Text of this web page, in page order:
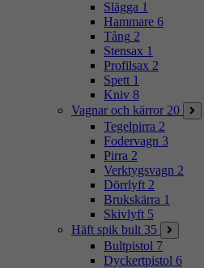
Slägga 1
Hammare 6
Tång 2
Stensax 1
Profilsax 2
Spett 1
Kniv 8
Vagnar och kärror 20
Tegelpirra 2
Fodervagn 3
Pirra 2
Verktygsvagn 2
Dörrlyft 2
Brukskärra 1
Skivlyft 5
Häft spik bult 35
Bultpistol 7
Dyckertpistol 6